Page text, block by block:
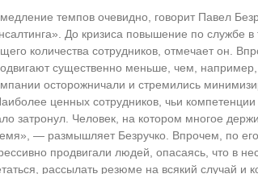
темпов очевидно, говорит Павел
До кризиса повышение по службе
количества сотрудников, отмечает он.
существенно меньше, чем, например,
осторожничали и стремились
ценных сотрудников, чьи
затронул. Человек, на котором многое
— размышляет Безручко. Впрочем, по
продвигали людей, опасаясь, что в
рассылать резюме на всякий случай и